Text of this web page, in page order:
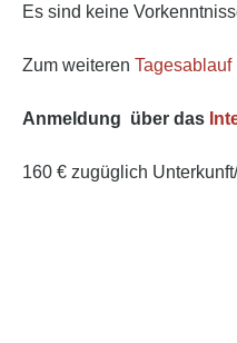
Es sind keine
Zum weiteren Tagesablauf
Anmeldung über das
160 € zugüglich